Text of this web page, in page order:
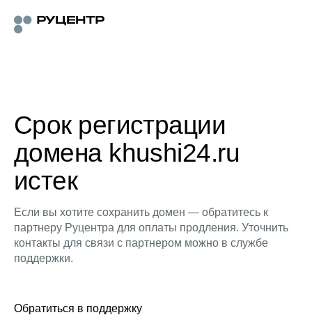
Срок регистрации
домена khushi24.ru
истек
Если вы хотите сохранить домен — обратитесь к
партнеру Руцентра для оплаты продления. Уточнить
контакты для связи с партнером можно в службе
поддержки.
Обратиться в поддержку